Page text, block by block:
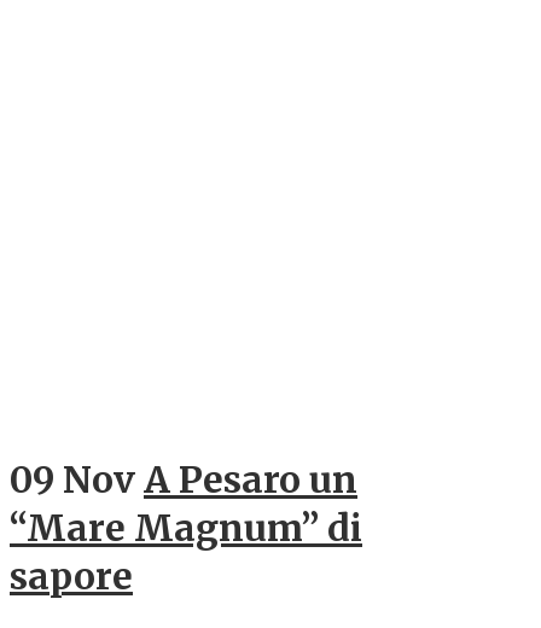
09 NovA Pesaro un
“Mare Magnum” di
sapore